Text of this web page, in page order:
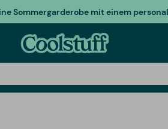
Sommergarderobe mit einem